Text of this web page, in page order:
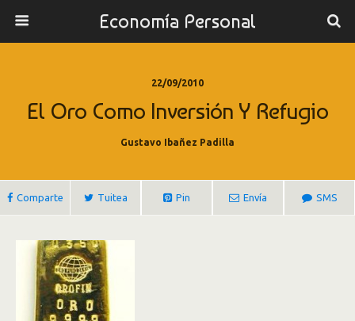
Economía Personal
22/09/2010
El Oro Como Inversión Y Refugio
Gustavo Ibañez Padilla
Comparte Tuitea Pin Envía SMS